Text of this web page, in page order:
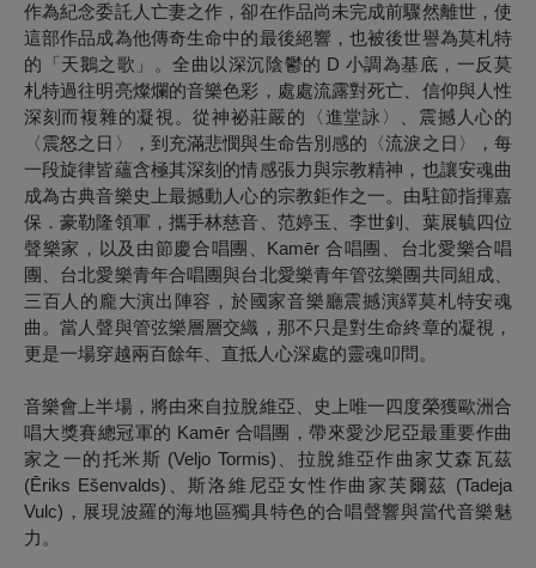
作為紀念委託人亡妻之作，卻在作品尚未完成前驟然離世，使
這部作品成為他傳奇生命中的最後絕響，也被後世譽為莫札特
的「天鵝之歌」。全曲以深沉陰鬱的 D 小調為基底，一反莫
札特過往明亮燦爛的音樂色彩，處處流露對死亡、信仰與人性
深刻而複雜的凝視。從神祕莊嚴的〈進堂詠〉、震撼人心的
〈震怒之日〉，到充滿悲憫與生命告別感的〈流淚之日〉，每
一段旋律皆蘊含極其深刻的情感張力與宗教精神，也讓安魂曲
成為古典音樂史上最撼動人心的宗教鉅作之一。由駐節指揮嘉
保．豪勒隆領軍，攜手林慈音、范婷玉、李世釗、葉展毓四位
聲樂家，以及由節慶合唱團、Kamēr 合唱團、台北愛樂合唱
團、台北愛樂青年合唱團與台北愛樂青年管弦樂團共同組成、
三百人的龐大演出陣容，於國家音樂廳震撼演繹莫札特安魂
曲。當人聲與管弦樂層層交織，那不只是對生命終章的凝視，
更是一場穿越兩百餘年、直抵人心深處的靈魂叩問。
音樂會上半場，將由來自拉脫維亞、史上唯一四度榮獲歐洲合
唱大獎賽總冠軍的 Kamēr 合唱團，帶來愛沙尼亞最重要作曲
家之一的托米斯 (Veljo Tormis)、拉脫維亞作曲家艾森瓦茲
(Ēriks Ešenvalds)、斯洛維尼亞女性作曲家芙爾茲 (Tadeja
Vulc)，展現波羅的海地區獨具特色的合唱聲響與當代音樂魅
力。